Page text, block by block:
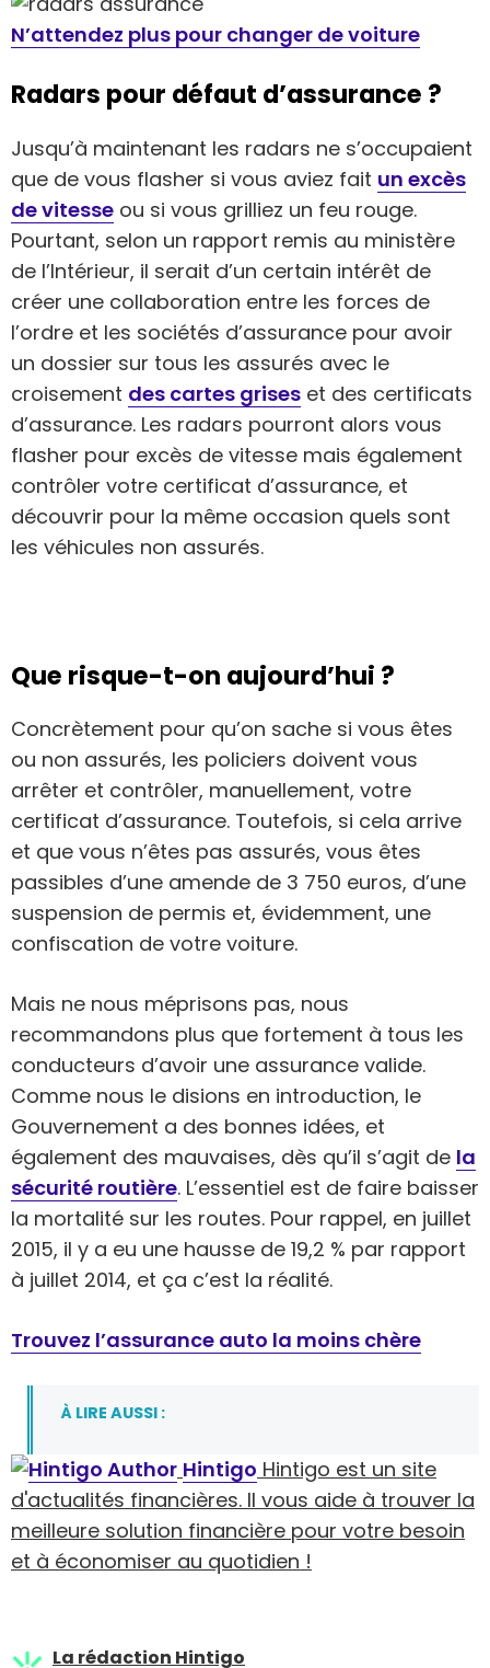
N’attendez plus pour changer de voiture
Radars pour défaut d’assurance ?
Jusqu’à maintenant les radars ne s’occupaient
que de vous flasher si vous aviez fait un excès
de vitesse ou si vous grilliez un feu rouge.
Pourtant, selon un rapport remis au ministère
de l’Intérieur, il serait d’un certain intérêt de
créer une collaboration entre les forces de
l’ordre et les sociétés d’assurance pour avoir
un dossier sur tous les assurés avec le
croisement des cartes grises et des certificats
d’assurance. Les radars pourront alors vous
flasher pour excès de vitesse mais également
contrôler votre certificat d’assurance, et
découvrir pour la même occasion quels sont
les véhicules non assurés.
Que risque-t-on aujourd’hui ?
Concrètement pour qu’on sache si vous êtes
ou non assurés, les policiers doivent vous
arrêter et contrôler, manuellement, votre
certificat d’assurance. Toutefois, si cela arrive
et que vous n’êtes pas assurés, vous êtes
passibles d’une amende de 3 750 euros, d’une
suspension de permis et, évidemment, une
confiscation de votre voiture.
Mais ne nous méprisons pas, nous
recommandons plus que fortement à tous les
conducteurs d’avoir une assurance valide.
Comme nous le disions en introduction, le
Gouvernement a des bonnes idées, et
également des mauvaises, dès qu’il s’agit de la
sécurité routière. L’essentiel est de faire baisser
la mortalité sur les routes. Pour rappel, en juillet
2015, il y a eu une hausse de 19,2 % par rapport
à juillet 2014, et ça c’est la réalité.
Trouvez l’assurance auto la moins chère
À LIRE AUSSI :
Hintigo Hintigo est un site
d'actualités financières. Il vous aide à trouver la
meilleure solution financière pour votre besoin
et à économiser au quotidien !
La rédaction Hintigo